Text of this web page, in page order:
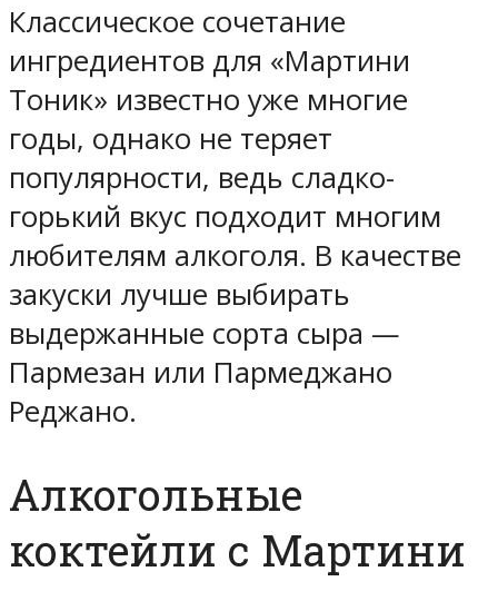
Классическое сочетание
ингредиентов для «Мартини
Тоник» известно уже многие
годы, однако не теряет
популярности, ведь сладко-
горький вкус подходит многим
любителям алкоголя. В качестве
закуски лучше выбирать
выдержанные сорта сыра —
Пармезан или Пармеджано
Реджано.
Алкогольные
коктейли с Мартини